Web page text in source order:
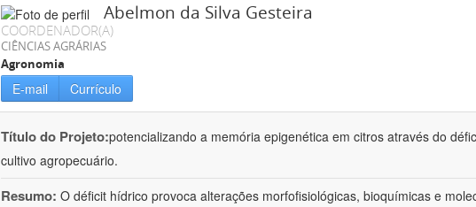
Abelmon da Silva Gesteira
COORDENADOR(A)
CIÊNCIAS AGRÁRIAS
Agronomia
E-mail Currículo
Título do Projeto:potencializando a memória epigenética em citros através do
cultivo agropecuário.
Resumo: O déficit hídrico provoca alterações morfofisiológicas, bioquímicas e